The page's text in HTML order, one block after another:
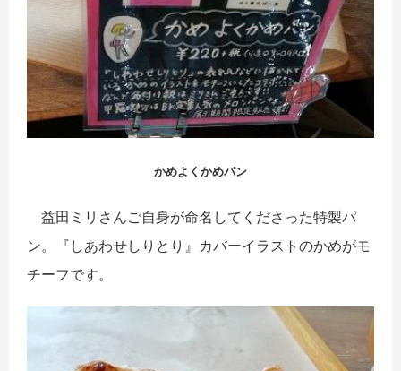
かめよくかめパン
益田ミリさんご自身が命名してくださった特製パ
ン。『しあわせしりとり』カバーイラストのかめがモ
チーフです。